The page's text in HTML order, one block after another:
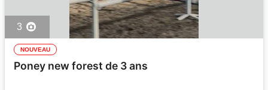
3
NOUVEAU
Poney new forest de 3 ans